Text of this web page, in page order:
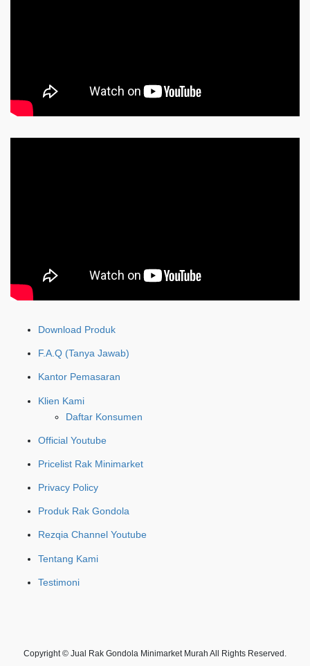
Download Produk
F.A.Q (Tanya Jawab)
Kantor Pemasaran
Klien Kami
Daftar Konsumen
Official Youtube
Pricelist Rak Minimarket
Privacy Policy
Produk Rak Gondola
Rezqia Channel Youtube
Tentang Kami
Testimoni
Copyright © Jual Rak Gondola Minimarket Murah All Rights Reserved.